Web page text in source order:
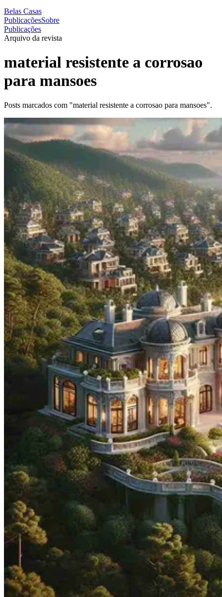
Belas Casas
PublicaçõesSobre
Publicações
Arquivo da revista
material resistente a corrosao
para mansoes
Posts marcados com "material resistente a corrosao para mansoes".